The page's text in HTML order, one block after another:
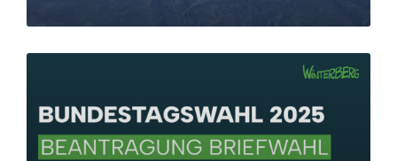
Mehr